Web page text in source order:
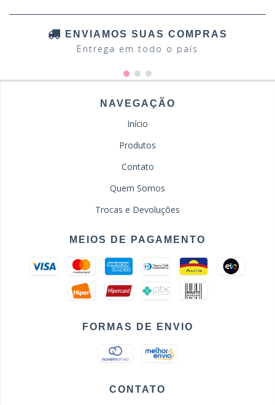
ENVIAMOS SUAS COMPRAS
Entrega em todo o país
NAVEGAÇÃO
Início
Produtos
Contato
Quem Somos
Trocas e Devoluções
MEIOS DE PAGAMENTO
FORMAS DE ENVIO
CONTATO